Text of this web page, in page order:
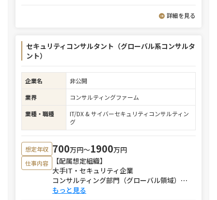
詳細を見る
セキュリティコンサルタント（グローバル系コンサルタ
ント）
企業名
非公開
業界
コンサルティングファーム
業種・職種
IT/DX & サイバーセキュリティコンサルティン
グ
想定年収 700万円〜1900万円
仕事内容
【配属想定組織】
大手IT・セキュリティ企業
コンサルティング部門（グローバル領域） ⋯
もっと見る